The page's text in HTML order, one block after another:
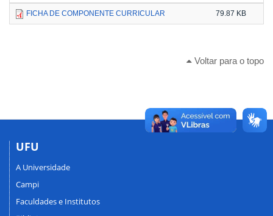
FICHA DE COMPONENTE CURRICULAR 79.87 KB
Voltar para o topo
UFU
A Universidade
Campi
Faculdades e Institutos